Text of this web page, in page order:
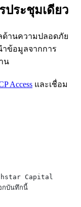
ประชุมเดียว
ด้านความปลอดภัย
ำข้อมูลจากการ
น
Access และเชื่อม
Capital
กบันทึกนี้